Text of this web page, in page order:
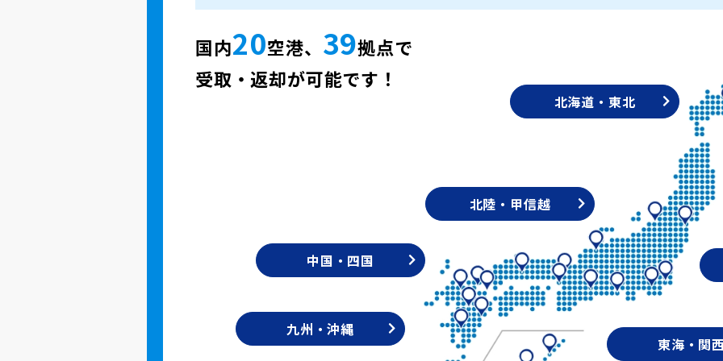
国内20空港、 39拠点で
受取・返却が可能です！
北海道・東北
北陸・甲信越
東海・関
中国・四国
九州・沖縄